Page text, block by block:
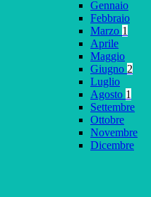
Gennaio
Febbraio
Marzo 1
Aprile
Maggio
Giugno 2
Luglio
Agosto 1
Settembre
Ottobre
Novembre
Dicembre